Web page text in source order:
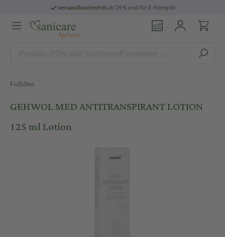
versandkostenfreiab 29 € und für E-Rezepte
Fußdeo
GEHWOL MED ANTITRANSPIRANT LOTION
125 ml Lotion